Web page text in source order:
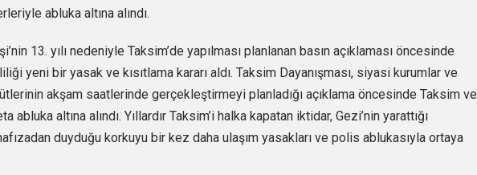
abluka altına alındı.
13. yılı nedeniyle Taksim’de yapılması planlanan basın açıklaması öncesinde
yeni bir yasak ve kısıtlama kararı aldı. Taksim Dayanışması, siyasi kurumlar ve
akşam saatlerinde gerçekleştirmeyi planladığı açıklama öncesinde Taksim ve
abluka altına alındı. Yıllardır Taksim’i halka kapatan iktidar, Gezi’nin yarattığı
duyduğu korkuyu bir kez daha ulaşım yasakları ve polis ablukasıyla ortaya